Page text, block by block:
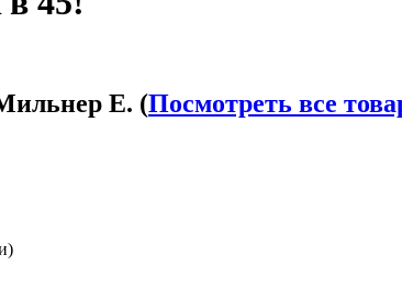
Е. (Посмотреть все